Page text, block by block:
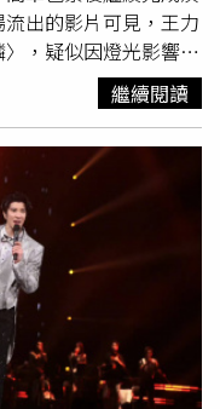
出的影片可見，王力
，疑似因燈光影響視
向前跌倒，整個人正
聲響相當明顯，讓台
下撞擊力道非常大，
一度倒地不起，現場
員立刻衝上舞台查看
。王力宏成都開唱重
攝自微博）不過，王
起身，重新拿起麥克
的左臉已出現明顯紅
維持穩定狀態完成歌
唱會稍後，王力宏簡
地說，「我有點像藝
繼續閱讀